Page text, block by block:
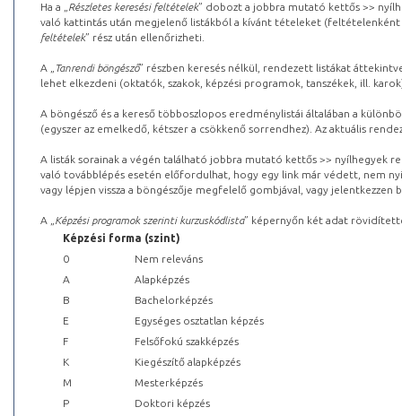
Ha a „ Részletes keresési feltételek” dobozt a jobbra mutató kettős >>
való kattintás után megjelenő listákból a kívánt tételeket (feltételenként
feltételek” rész után ellenőrizheti.
A „ Tanrendi böngésző” részben keresés nélkül, rendezett listákat
lehet elkezdeni (oktatók, szakok, képzési programok, tanszékek, ill.
A böngésző és a kereső többoszlopos eredménylistái általában a
(egyszer az emelkedő, kétszer a csökkenő sorrendhez). Az aktuális
A listák sorainak a végén található jobbra mutató kettős >> nyílhegyek
való továbblépés esetén előfordulhat, hogy egy link már védett, nem
vagy lépjen vissza a böngészője megfelelő gombjával, vagy
A „ Képzési programok szerinti kurzuskódlista” képernyőn két adat
Képzési forma (szint)
0
Nem releváns
A
Alapképzés
B
Bachelorképzés
E
Egységes osztatlan képzés
F
Felsőfokú szakképzés
K
Kiegészítő alapképzés
M
Mesterképzés
P
Doktori képzés